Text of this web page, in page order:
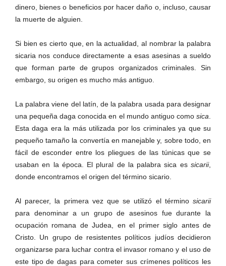
Linkedin
dinero, bienes o beneficios por hacer daño o, incluso, causar
la muerte de alguien.
Si bien es cierto que, en la actualidad, al nombrar la palabra
sicaria nos conduce directamente a esas asesinas a sueldo
que forman parte de grupos organizados criminales. Sin
embargo, su origen es mucho más antiguo.
La palabra viene del latín, de la palabra usada para designar
una pequeña daga conocida en el mundo antiguo como sica
Esta daga era la más utilizada por los criminales ya que su
pequeño tamaño la convertía en manejable y, sobre todo, en
fácil de esconder entre los pliegues de las túnicas que se
usaban en la época. El plural de la palabra sica es sicarii,
donde encontramos el origen del término sicario.
Al parecer, la primera vez que se utilizó el término sicarii
para denominar a un grupo de asesinos fue durante la
ocupación romana de Judea, en el primer siglo antes de
Cristo. Un grupo de resistentes políticos judíos decidieron
organizarse para luchar contra el invasor romano y el uso de
este tipo de dagas para cometer sus crímenes políticos les